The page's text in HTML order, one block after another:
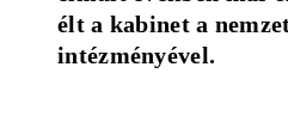
élt a kabinet a
intézményével.